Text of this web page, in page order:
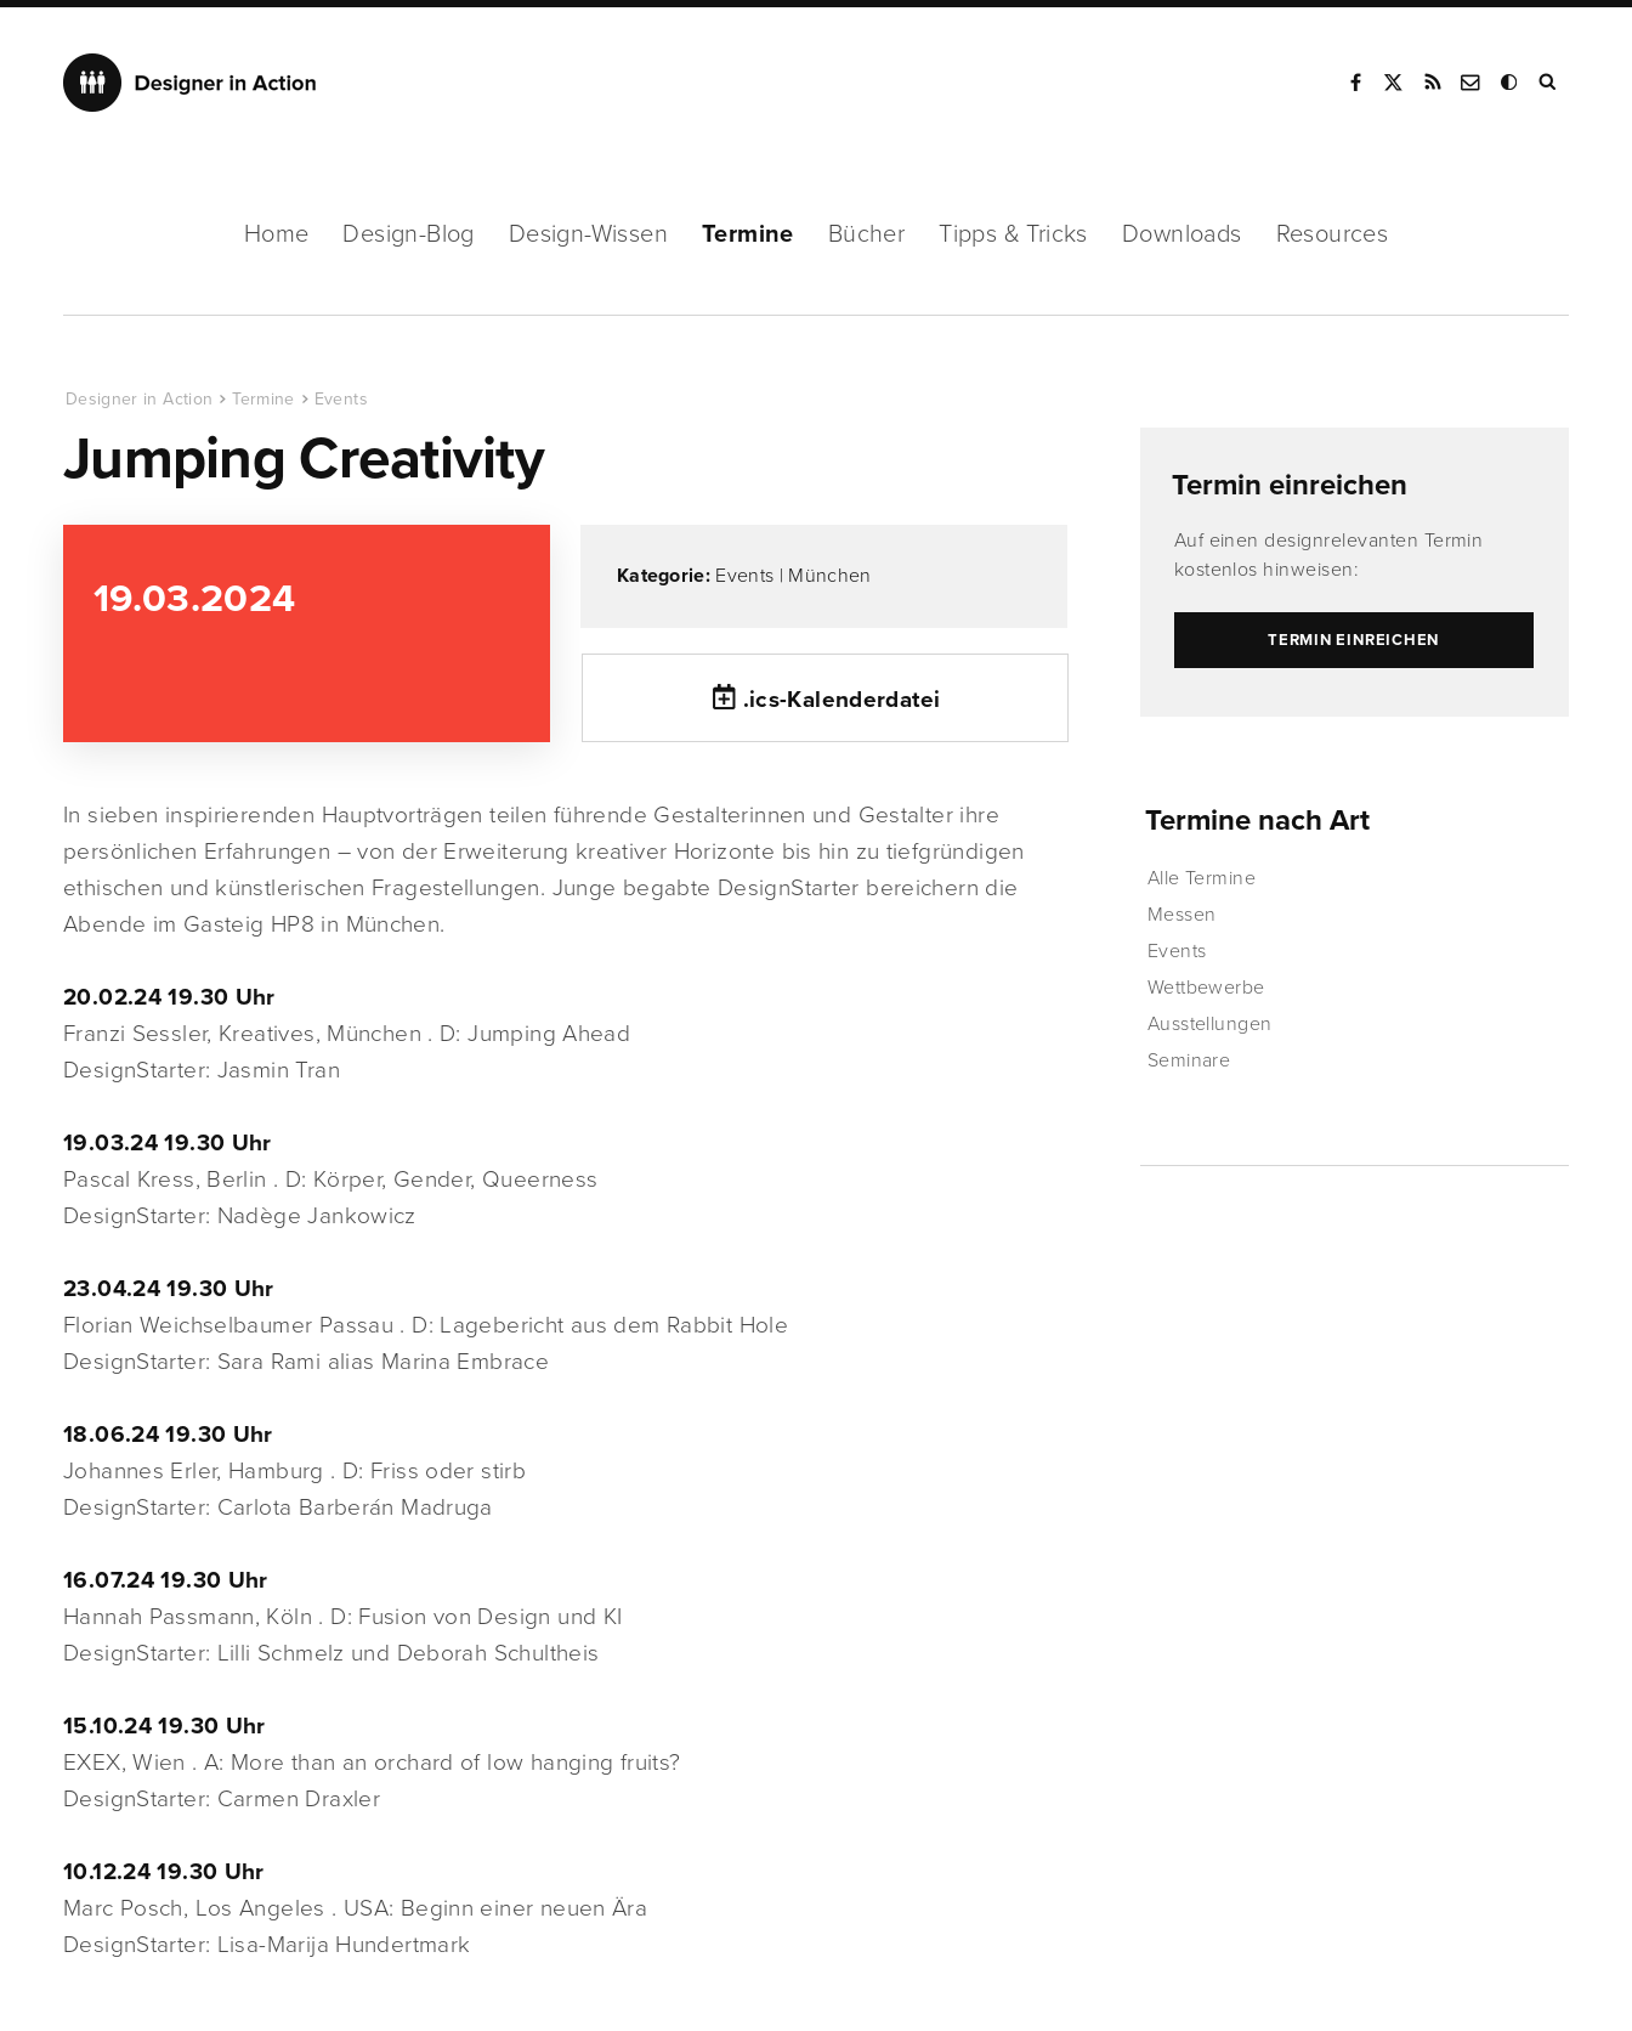
Home Design-Blog Design-Wissen Termine Bücher Tipps & Tricks Downloads Resources
Designer in Action Termine Events
Jumping Creativity
19.03.2024 Kategorie: Events | München
.ics-Kalenderdatei
In sieben inspirierenden Hauptvorträgen teilen führende Gestalterinnen und Gestalter ihre
persönlichen Erfahrungen – von der Erweiterung kreativer Horizonte bis hin zu tiefgründigen
ethischen und künstlerischen Fragestellungen. Junge begabte DesignStarter bereichern die
Abende im Gasteig HP8 in München.
20.02.24 19.30 Uhr
Franzi Sessler, Kreatives, München . D: Jumping Ahead
DesignStarter: Jasmin Tran
19.03.24 19.30 Uhr
Pascal Kress, Berlin . D: Körper, Gender, Queerness
DesignStarter: Nadège Jankowicz
23.04.24 19.30 Uhr
Florian Weichselbaumer Passau . D: Lagebericht aus dem Rabbit Hole
DesignStarter: Sara Rami alias Marina Embrace
18.06.24 19.30 Uhr
Johannes Erler, Hamburg . D: Friss oder stirb
DesignStarter: Carlota Barberán Madruga
16.07.24 19.30 Uhr
Hannah Passmann, Köln . D: Fusion von Design und KI
DesignStarter: Lilli Schmelz und Deborah Schultheis
15.10.24 19.30 Uhr
EXEX, Wien . A: More than an orchard of low hanging fruits?
DesignStarter: Carmen Draxler
10.12.24 19.30 Uhr
Marc Posch, Los Angeles . USA: Beginn einer neuen Ära
DesignStarter: Lisa-Marija Hundertmark
Termin einreichen
Auf einen designrelevanten Termin
kostenlos hinweisen:
TERMIN EINREICHEN
Termine nach Art
Alle Termine
Messen
Events
Wettbewerbe
Ausstellungen
Seminare